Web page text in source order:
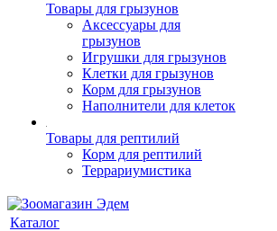
Товары для грызунов
Аксессуары для
грызунов
Игрушки для грызунов
Клетки для грызунов
Корм для грызунов
Наполнители для клеток
Товары для рептилий
Корм для рептилий
Террариумистика
Каталог